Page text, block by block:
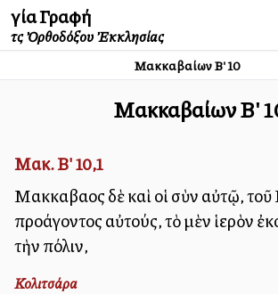
Ἁγία Γραφή
τῆς Ὀρθοδόξου Ἐκκλησίας
Μακκαβαίων Β'10
Μακκαβαίων Β'
Μακ. Β' 10,1
Μακκαβαῖος δὲ καὶ οἱ σὺν αὐτῷ,
προάγοντος αὐτούς, τὸ μὲν ἱερὸν
τὴν πόλιν,
Κολιτσάρα